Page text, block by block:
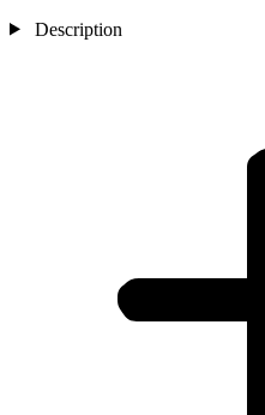
Description